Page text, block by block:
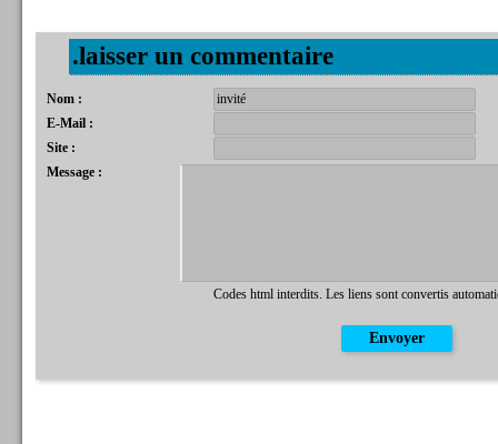
.laisser un commentaire
Nom :
E-Mail :
Site :
Message :
Codes html interdits. Les liens sont convertis